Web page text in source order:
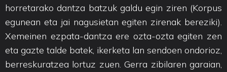
horretarako dantza batzuk galdu egin ziren (Korpus
egunean eta jai nagusietan egiten zirenak bereziki).
Xemeinen ezpata-dantza ere ozta-ozta egiten zen
eta gazte talde batek, ikerketa lan sendoen ondorioz,
berreskuratzea lortuz zuen. Gerra zibilaren garaian,